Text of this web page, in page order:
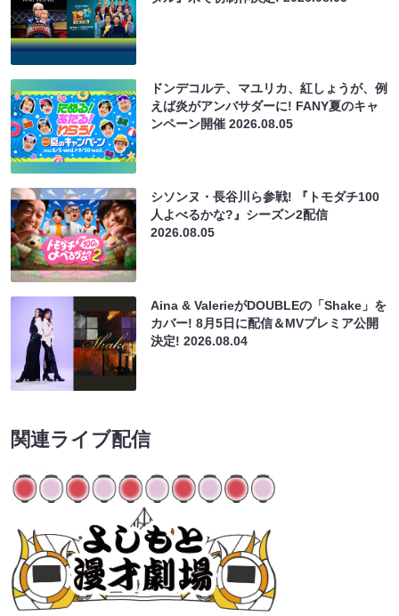
ドンデコルテ、マユリカ、紅しょうが、例
えば炎がアンバサダーに! FANY夏のキャ
ンペーン開催2026.08.05
シソンヌ・長谷川ら参戦! 『トモダチ100
人よべるかな?』シーズン2配信
2026.08.05
Aina & ValerieがDOUBLEの「Shake」を
カバー! 8月5日に配信＆MVプレミア公開
決定!2026.08.04
関連ライブ配信